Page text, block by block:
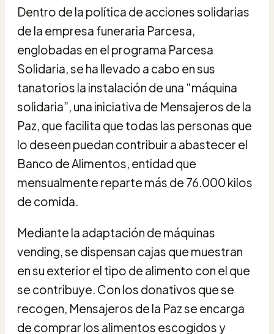
Dentro de la política de acciones solidarias
de la empresa funeraria Parcesa,
englobadas en el programa Parcesa
Solidaria, se ha llevado a cabo en sus
tanatorios la instalación de una “máquina
solidaria”, una iniciativa de Mensajeros de la
Paz, que facilita que todas las personas que
lo deseen puedan contribuir a abastecer el
Banco de Alimentos, entidad que
mensualmente reparte más de 76.000 kilos
de comida.
Mediante la adaptación de máquinas
vending, se dispensan cajas que muestran
en su exterior el tipo de alimento con el que
se contribuye. Con los donativos que se
recogen, Mensajeros de la Paz se encarga
de comprar los alimentos escogidos y